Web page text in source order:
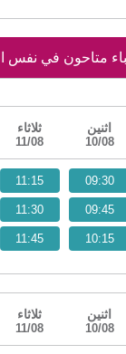
متاحون في
اثنين
10/08
ثلاثاء
11/08
09:30
09:45
10:15
11:15
11:30
11:45
اثنين
10/08
ثلاثاء
11/08